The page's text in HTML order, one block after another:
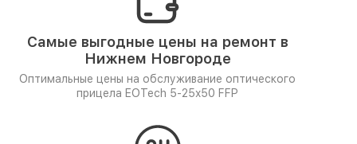
Самые выгодные цены на ремонт в
Нижнем Новгороде
Оптимальные цены на обслуживание оптического
прицела EOTech 5-25x50 FFP